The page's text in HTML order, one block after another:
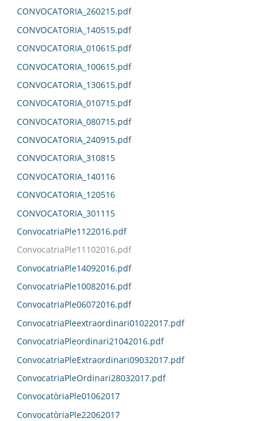
CONVOCATORIA_260215.pdf
CONVOCATORIA_140515.pdf
CONVOCATORIA_010615.pdf
CONVOCATORIA_100615.pdf
CONVOCATORIA_130615.pdf
CONVOCATORIA_010715.pdf
CONVOCATORIA_080715.pdf
CONVOCATORIA_240915.pdf
CONVOCATORIA_310815
CONVOCATORIA_140116
CONVOCATORIA_120516
CONVOCATORIA_301115
ConvocatriaPle1122016.pdf
ConvocatriaPle11102016.pdf
ConvocatriaPle14092016.pdf
ConvocatriaPle10082016.pdf
ConvocatriaPle06072016.pdf
ConvocatriaPleextraordinari01022017.pdf
ConvocatriaPleordinari21042016.pdf
ConvocatriaPleExtraordinari09032017.pdf
ConvocatriaPleOrdinari28032017.pdf
ConvocatòriaPle01062017
ConvocatòriaPle22062017